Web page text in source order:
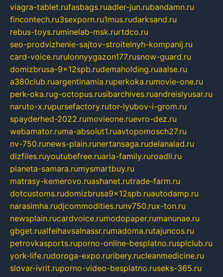
viagra-tablet.rufasbags.ruadler-jun.rubandamn.ru
fincontech.ru3sexporn.ru1mus.rudarksand.ru
rebus-toys.ruminelab-msk.rurtdco.ru
seo-prodvizhenie-sajtov-stroitelnyh-kompanij.ru
card-voice.rurulonnyygazon177.rusnow-guard.ru
domizbrusa-9x12spb.rudemaholding.ruaalse.ru
a380club.ruargentinamia.ruperkoka.rumovie-one.ru
perk-oka.rug-octopus.rusibarchives.ruandreislyusar.ru
naruto-x.rupursefactory.rutor-lyubov-i-grom.ru
spayderhed-2022.rumovieone.ruevro-dez.ru
webamator.ruma-absolut1.ruavtopomosch27.ru
nv-750.runews-plain.runertansaga.rudelanalad.ru
dizfiles.ruyoutubefree.ruaria-family.ruroadli.ru
planeta-samara.rumysmartbuy.ru
matrasy-kemerovo.ruashanet.rutrade-farm.ru
dotcustoms.rudomizbrusa9x12spb.ruautodamp.ru
narasimha.rudjcommodities.runv750.rux-ton.ru
newsplain.rucardvoice.rumodopaper.rumanunae.ru
gbget.rualfeihavsalnassr.rumadoma.rutajuncos.ru
petrovkasports.ruporno-online-besplatno.rusplclub.ru
york-life.rudoroga-expo.ruribery.rucleanmedicine.ru
slovar-ivrit.ruporno-video-besplatno.ruseks-365.ru